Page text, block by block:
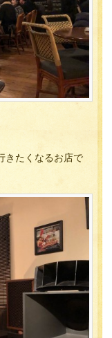
きたくなるお店で